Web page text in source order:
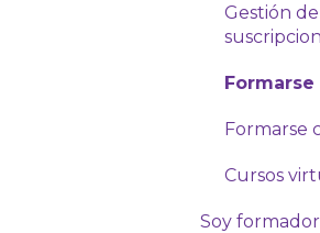
Gestión
Formarse
Formarse
Cursos
Soy